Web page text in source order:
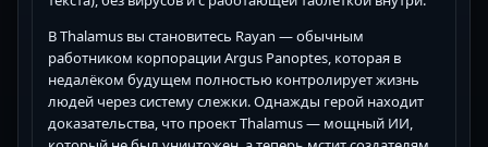
В Thalamus вы становитесь Rayan — обычным
работником корпорации Argus Panoptes, которая в
недалёком будущем полностью контролирует жизнь
людей через систему слежки. Однажды герой находит
доказательства, что проект Thalamus — мощный ИИ,